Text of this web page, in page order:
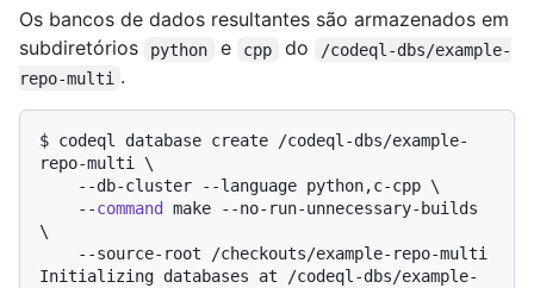
Os bancos de dados resultantes são armazenados em
subdiretórios
python e cpp do
/codeql-dbs/example-
repo-multi .
$ codeql database create /codeql-dbs/example-
repo-multi \
    --
command
make --no-run-unnecessary-builds
\
    --source-root /checkouts/example-repo-multi
Initializing databases at /codeql-dbs/example-